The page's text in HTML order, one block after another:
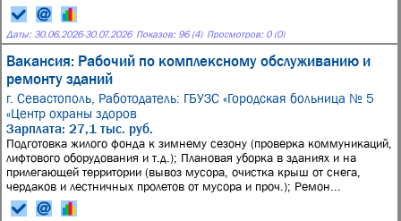
Даты: 30.06.2026-30.07.2026 Показов: 96 (4) Просмотров: 0 (0)
Вакансия: Рабочий по комплексному обслуживанию и
ремонту зданий
г. Севастополь, Работодатель: ГБУЗС «Городская больница № 5
«Центр охраны здоров
Зарплата: 27,1 тыс. руб.
Подготовка жилого фонда к зимнему сезону (проверка коммуникаций,
лифтового оборудования и т.д.); Плановая уборка в зданиях и на
прилегающей территории (вывоз мусора, очистка крыш от снега,
чердаков и лестничных пролетов от мусора и проч.); Ремон...